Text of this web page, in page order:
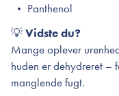
Panthenol
💡Vidste du?
Mange oplever
huden er dehydreret –
manglende fugt.